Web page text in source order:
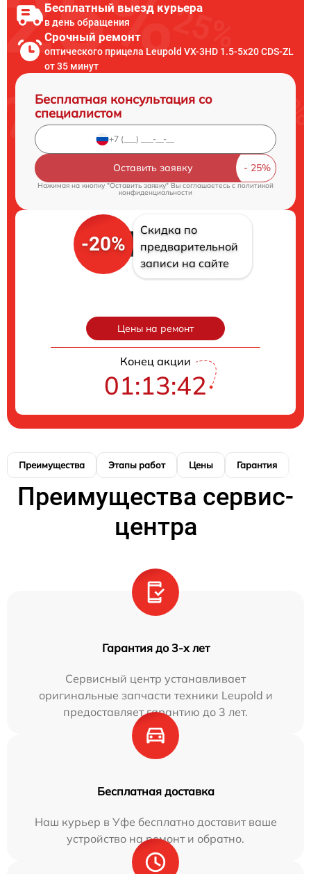
Бесплатный выезд курьера
в день обращения
Срочный ремонт
оптического прицела Leupold VX-3HD 1.5-5x20 CDS-ZL
от 35 минут
Бесплатная консультация со
специалистом
Оставить заявку
Нажимая на кнопку "Оставить заявку" Вы соглашаетесь cполитикой
конфиденциальности
-20%
Скидка по
предварительной
записи на сайте
Цены на ремонт
Конец акции
01:13:41
Преимущества Этапы работ Цены Гарантия
Преимущества сервис-
центра
Гарантия до 3-х лет
Сервисный центр устанавливает
оригинальные запчасти техники Leupold и
предоставляет гарантию до 3 лет.
Бесплатная доставка
Наш курьер в Уфе бесплатно доставит ваше
устройство на ремонт и обратно.